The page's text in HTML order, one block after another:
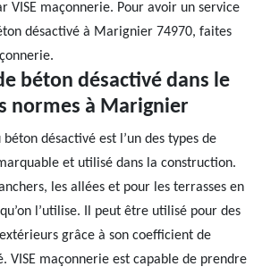
VISE maçonnerie. Pour avoir un service
désactivé à Marignier 74970, faites
béton désactivé dans le
normes à Marignier
désactivé est l’un des types de
et utilisé dans la construction.
les allées et pour les terrasses en
l’utilise. Il peut être utilisé pour des
grâce à son coefficient de
VISE maçonnerie est capable de prendre